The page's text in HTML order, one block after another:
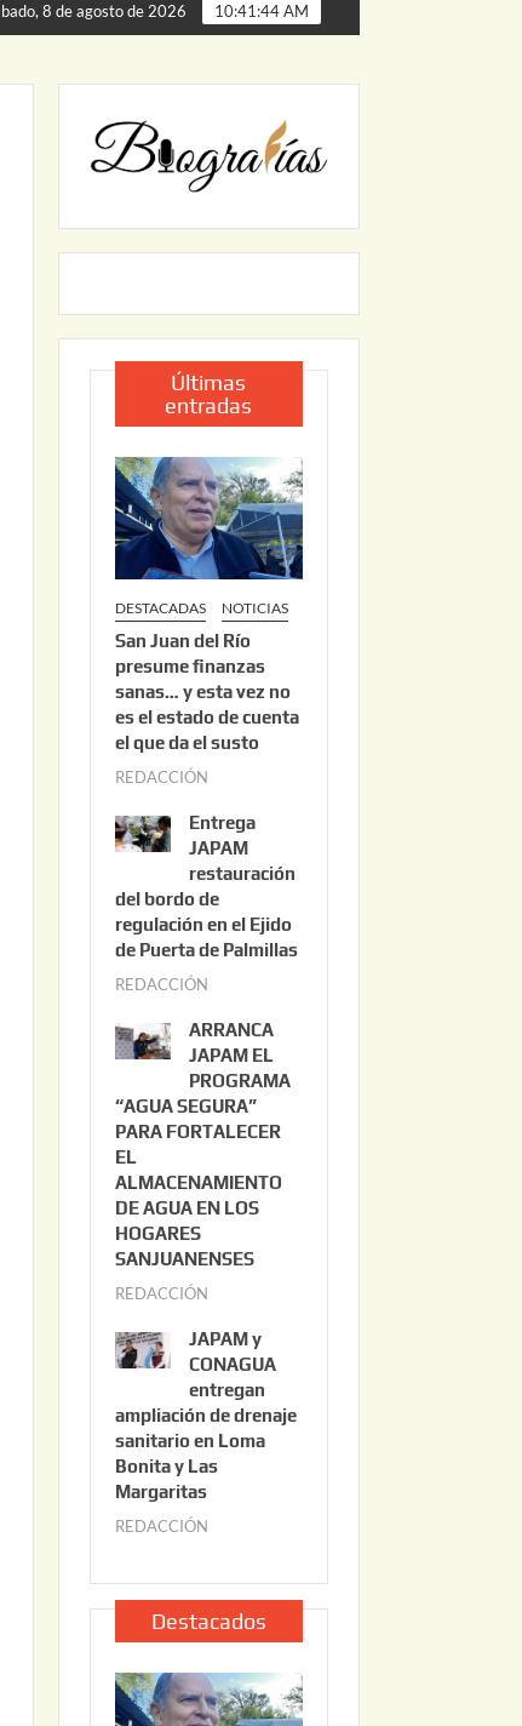
Palmillas ARRANCA JAPAM EL PROGRAMA “AGUA
8 de agosto de 2026 10:41:45 AM
Últimas
entradas
DESTACADAS NOTICIAS
San Juan del Río
presume finanzas
sanas… y esta vez no
es el estado de cuenta
el que da el susto
REDACCIÓN
o
s
t
o
3
2
0
2
6
Entrega
JAPAM
restauración
del bordo de
regulación en el Ejido
de Puerta de Palmillas
REDACCIÓN
l
i
o
2
0
ARRANCA
JAPAM EL
PROGRAMA
“AGUA SEGURA”
PARA FORTALECER
EL
ALMACENAMIENTO
DE AGUA EN LOS
HOGARES
SANJUANENSES
REDACCIÓN
l
i
o
2
2
2
6
JAPAM y
CONAGUA
entregan
ampliación de drenaje
sanitario en Loma
Bonita y Las
Margaritas
REDACCIÓN
l
i
o
2
2
Destacados